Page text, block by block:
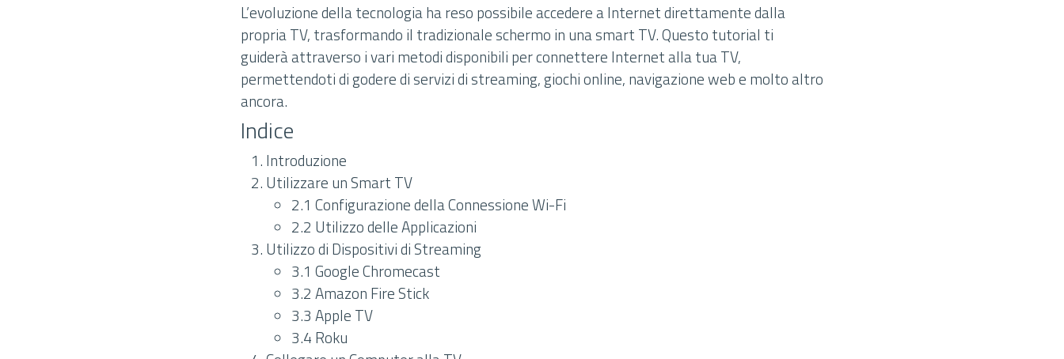
L’evoluzione della tecnologia ha reso possibile accedere a Internet direttamente dalla
propria TV, trasformando il tradizionale schermo in una smart TV. Questo tutorial ti
guiderà attraverso i vari metodi disponibili per connettere Internet alla tua TV,
permettendoti di godere di servizi di streaming, giochi online, navigazione web e molto altro
ancora.
Indice
Introduzione
Utilizzare un Smart TV
2.1 Configurazione della Connessione Wi-Fi
2.2 Utilizzo delle Applicazioni
Utilizzo di Dispositivi di Streaming
3.1 Google Chromecast
3.2 Amazon Fire Stick
3.3 Apple TV
3.4 Roku